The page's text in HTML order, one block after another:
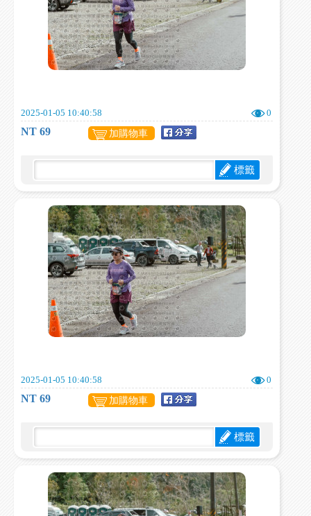
2025-01-05 10:40:58 0
NT 69 加購物車
標籤
2025-01-05 10:40:58 0
NT 69 加購物車
標籤